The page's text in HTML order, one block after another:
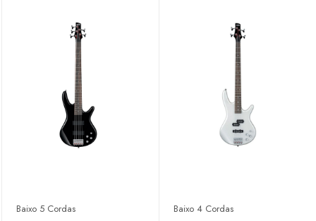
Baixo 5 Cordas Baixo 4 Cordas